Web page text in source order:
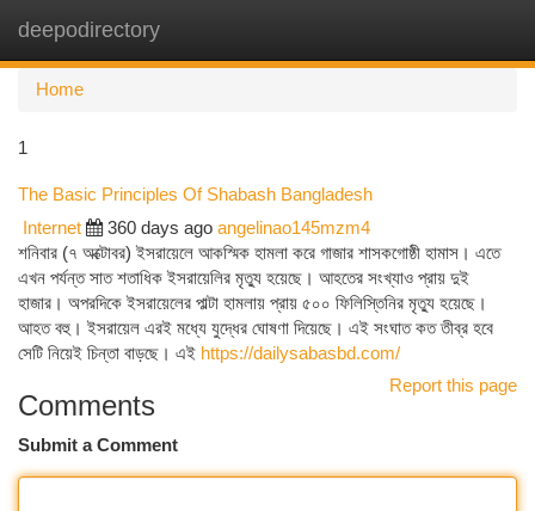
deepodirectory
Home
1
The Basic Principles Of Shabash Bangladesh
Internet 360 days ago angelinao145mzm4
শনিবার (৭ অক্টোবর) ইসরায়েলে আকস্মিক হামলা করে গাজার শাসকগোষ্ঠী হামাস। এতে
এখন পর্যন্ত সাত শতাধিক ইসরায়েলির মৃত্যু হয়েছে। আহতের সংখ্যাও প্রায় দুই
হাজার। অপরদিকে ইসরায়েলের পাল্টা হামলায় প্রায় ৫০০ ফিলিস্তিনির মৃত্যু হয়েছে।
আহত বহু। ইসরায়েল এরই মধ্যে যুদ্ধের ঘোষণা দিয়েছে। এই সংঘাত কত তীব্র হবে
সেটি নিয়েই চিন্তা বাড়ছে। এই https://dailysabasbd.com/
Report this page
Comments
Submit a Comment